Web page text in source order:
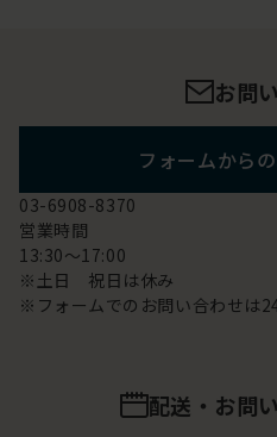
お問
フォームから
03-6908-8370
営業時間
13:30～17:00
※土日 祝日は休み
※フォームでのお問い合わせは
配送・お問